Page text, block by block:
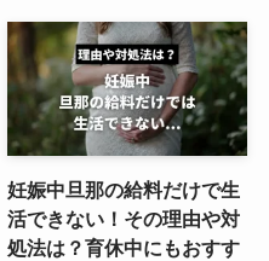
妊娠中旦那の給料だけで生
活できない！その理由や対
処法は？育休中にもおすす